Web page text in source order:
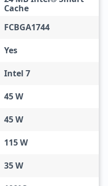
Cache
FCBGA1744
Yes
Intel 7
45 W
45 W
115 W
35 W